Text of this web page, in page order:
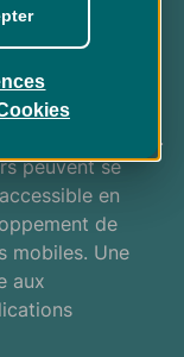
différents
formation et
continue.
peuvent se
en
de
mobiles. Une
aux